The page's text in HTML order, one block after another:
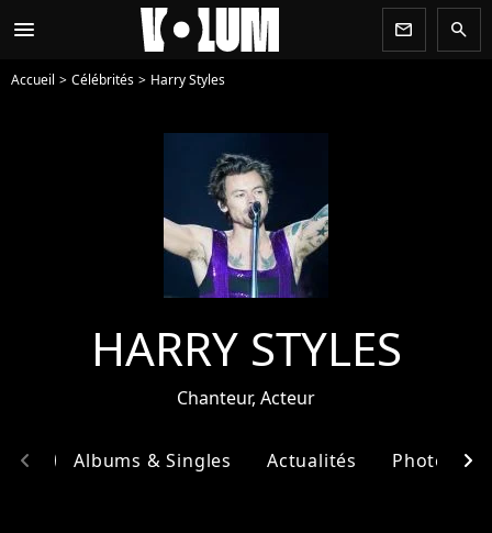
menu newsletter search
Accueil Célébrités Harry Styles
HARRY STYLES
Chanteur, Acteur
Albums & Singles Actualités Photos
chevron_left chevron_right